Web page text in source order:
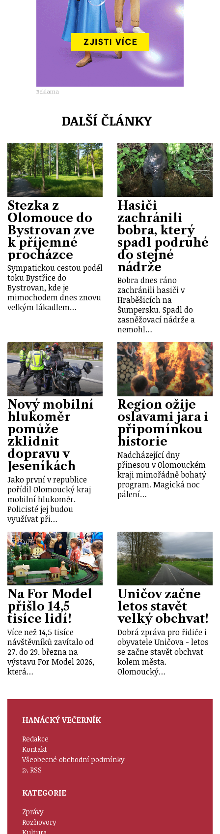
Reklama
DALŠÍ ČLÁNKY
Stezka z
Olomouce do
Bystrovan zve
k příjemné
procházce
Sympatickou cestou podél
toku Bystřice do
Bystrovan, kde je
mimochodem dnes znovu
velkým lákadlem…
Hasiči
zachránili
bobra, který
spadl podruhé
do stejné
nádrže
Bobra dnes ráno
zachránili hasiči v
Hraběšicích na
Šumpersku. Spadl do
zasněžovací nádrže a
nemohl…
Nový mobilní
hlukoměr
pomůže
zklidnit
dopravu v
Jeseníkách
Jako první v republice
pořídil Olomoucký kraj
mobilní hlukoměr.
Policisté jej budou
využívat při…
Region ožije
oslavami jara i
připomínkou
historie
Nadcházející dny
přinesou v Olomouckém
kraji mimořádně bohatý
program. Magická noc
pálení…
Na For Model
přišlo 14,5
tisíce lidí!
Více než 14,5 tisíce
návštěvníků zavítalo od
27. do 29. března na
výstavu For Model 2026,
která…
Uničov začne
letos stavět
velký obchvat!
Dobrá zpráva pro řidiče i
obyvatele Uničova - letos
se začne stavět obchvat
kolem města.
Olomoucký…
HANÁCKÝ VEČERNÍK
Redakce
Kontakt
Všeobecné obchodní podmínky
RSS
KATEGORIE
Zprávy
Rozhovory